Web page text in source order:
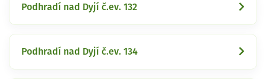
Podhradí nad Dyjí č.ev. 132
Podhradí nad Dyjí č.ev. 134